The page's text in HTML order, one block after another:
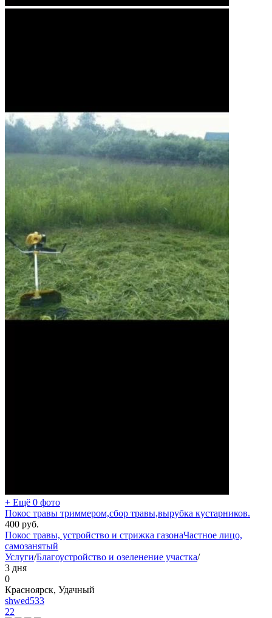
+ Ещё 0 фото
Покос травы триммером,сбор травы,вырубка кустарников.
400 руб.
Покос травы, устройство и стрижка газонаЧастное лицо,
самозанятый
Услуги/Благоустройство и озеленение участка/
3 дня
0
Красноярск, Удачный
shwed533
22